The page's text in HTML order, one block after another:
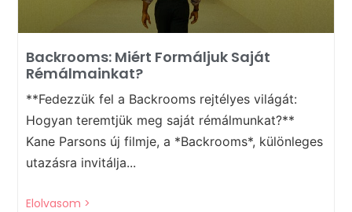
Backrooms: Miért Formáljuk Saját
Rémálmainkat?
**Fedezzük fel a Backrooms rejtélyes világát:
Hogyan teremtjük meg saját rémálmunkat?**
Kane Parsons új filmje, a *Backrooms*, különleges
utazásra invitálja...
Elolvasom >